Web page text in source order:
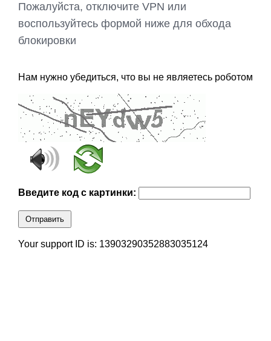
Пожалуйста, отключите VPN или
воспользуйтесь формой ниже для обхода
блокировки
Нам нужно убедиться, что вы не являетесь роботом
Введите код с картинки:
Отправить
Your support ID is: 13903290352883035124